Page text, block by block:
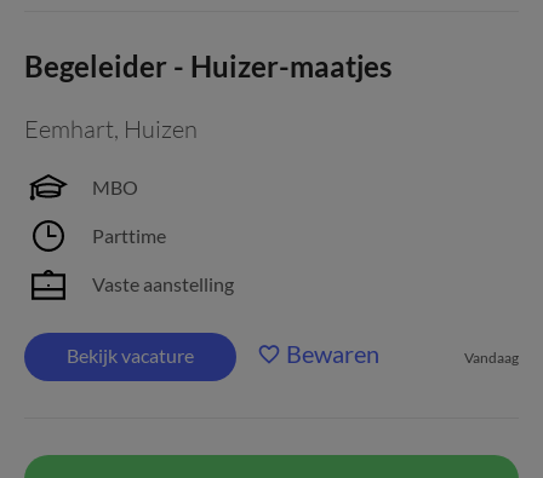
Begeleider - Huizer-maatjes
Eemhart, Huizen
MBO
Parttime
Vaste aanstelling
Bekijk vacature Bewaren Vandaag